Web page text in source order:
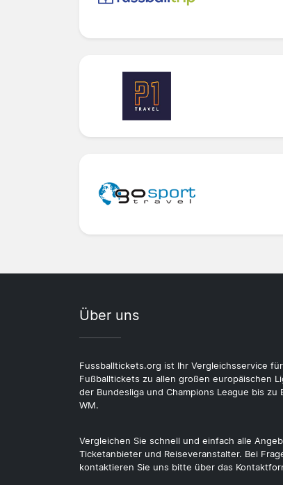
Über uns
Fussballtickets.org ist Ihr Vergleichsservice für
Fußballtickets zu allen großen europäischen
der Bundesliga und Champions League bis zu
WM.
Vergleichen Sie schnell und einfach alle
Ticketanbieter und Reiseveranstalter. Bei
kontaktieren Sie uns bitte über das